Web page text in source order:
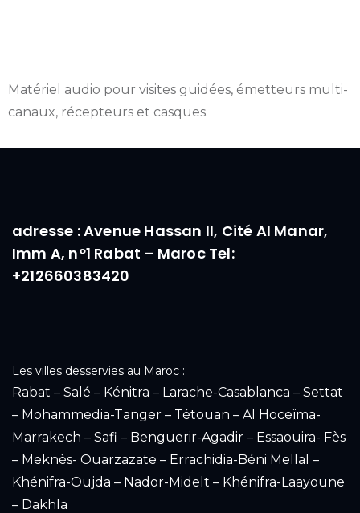
Matériel audio pour visites guidées, émetteurs multi-
canaux, récepteurs et casques.
adresse : Avenue Hassan II, Cité Al Manar,
Imm A, n°1 Rabat – Maroc Tel:
+212660383420
Les villes desservies au Maroc :
Rabat – Salé – Kénitra – Larache-Casablanca – Settat
– Mohammedia-Tanger – Tétouan – Al Hoceïma-
Marrakech – Safi – Benguerir-Agadir – Essaouira- Fès
– Meknès- Ouarzazate – Errachidia-Béni Mellal –
Khénifra-Oujda – Nador-Midelt – Khénifra-Laayoune
– Dakhla